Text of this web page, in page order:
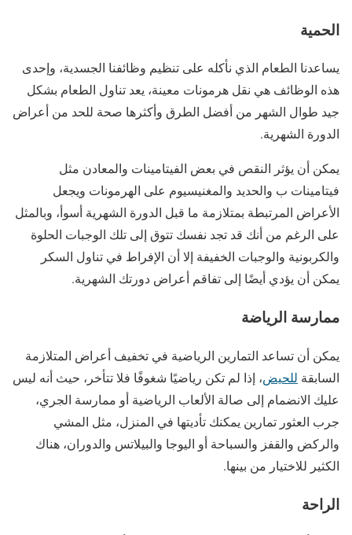
الحمية
يساعدنا الطعام الذي نأكله على تنظيم وظائفنا الجسدية، وإحدى
هذه الوظائف هي نقل هرمونات معينة، يعد تناول الطعام بشكل
جيد طوال الشهر من أفضل الطرق وأكثرها صحة للحد من أعراض
الدورة الشهرية.
يمكن أن يؤثر النقص في بعض الفيتامينات والمعادن مثل
فيتامينات ب والحديد والمغنيسيوم على الهرمونات ويجعل
الأعراض المرتبطة بمتلازمة ما قبل الدورة الشهرية أسوأ، وبالمثل
على الرغم من أنك قد تجد نفسك تتوق إلى تلك الوجبات الحلوة
والكربونية والوجبات الخفيفة إلا أن الإفراط في تناول السكر
يمكن أن يؤدي أيضًا إلى تفاقم أعراض دورتك الشهرية.
ممارسة الرياضة
يمكن أن تساعد التمارين الرياضية في تخفيف أعراض المتلازمة
السابقة للحيض، إذا لم تكن رياضيًا شغوفًا فلا تتأخر، حيث أنه ليس
عليك الانضمام إلى صالة الألعاب الرياضية أو ممارسة الجري،
جرب العثور تمارين يمكنك تأديتها في المنزل، مثل المشي
والركض والقفز والسباحة أو اليوجا والبيلاتس والدوران، هناك
الكثير للاختيار من بينها.
الراحة